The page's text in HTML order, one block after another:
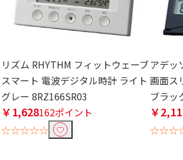
リズム RHYTHM フィットウェーブ
スマート 電波デジタル時計 ライト
グレー 8RZ166SR03
￥1,628162ポイント
☆☆☆☆☆
アデッ
画面ス
ブラッ
￥